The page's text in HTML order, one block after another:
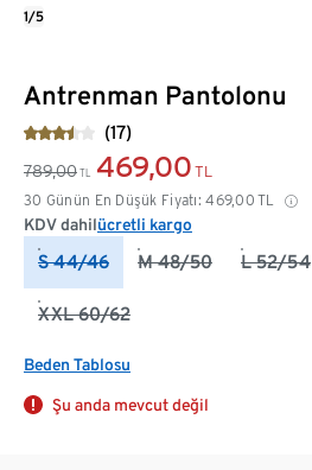
Antrenman Pantolonu
(17)
789,00 TL 469,00 TL
30 Günün En Düşük Fiyatı: 469,00 TL
KDV dahilücretli kargo
S 44/46 M 48/50 L 52/54
XXL 60/62
Beden Tablosu
Şu anda mevcut değil
1/5